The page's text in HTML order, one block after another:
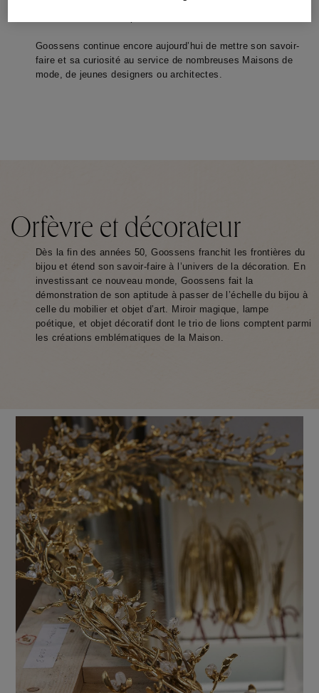
différentes rencontres perdurent un esprit couture et cette
Goossens continue encore aujourd’hui de mettre son savoir-
faire et sa curiosité au service de nombreuses Maisons de
mode, de jeunes designers ou architectes.
Orfèvre et décorateur
Dès la fin des années 50, Goossens franchit les frontières du
bijou et étend son savoir-faire à l’univers de la décoration. En
investissant ce nouveau monde, Goossens fait la
démonstration de son aptitude à passer de l’échelle du bijou à
celle du mobilier et objet d’art. Miroir magique, lampe
poétique, et objet décoratif dont le trio de lions comptent parmi
les créations emblématiques de la Maison.